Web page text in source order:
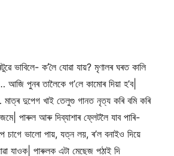
ভাবিলে- ক’লৈ যোৱা যায়? মৃণালৰ ঘৰত কালি
আজি পুনৰ তালৈকে গ’লে কামোৰ দিয়া হ’ব|
দুপেগ খাই তেলুগু গানত নৃত্য কৰি বমি কৰি
পাৰুল আৰু দিব্যাশাৰ ফ্লেটলৈ যাব পাৰি-
ভালো পায়, যত্ন লয়, ৰ’ল বনাইও দিয়ে
যাওক| পাৰুলক এটা মেছেজ পঠাই দি